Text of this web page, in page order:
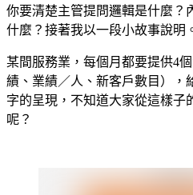
你要清楚主管提問邏輯是什麼？
什麼？接著我以一段小故事說明
某間服務業，每個月都要提供4
績、業績／人、新客戶數目），
字的呈現，不知道大家從這樣子
呢？